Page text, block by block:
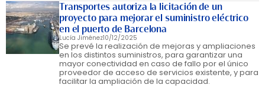
Transportes autoriza la licitación de un
proyecto para mejorar el suministro eléctrico
en el puerto de Barcelona
Lucía Jiménez10/12/2025
Se prevé la realización de mejoras y ampliaciones
en los distintos suministros, para garantizar una
mayor conectividad en caso de fallo por el único
proveedor de acceso de servicios existente, y para
facilitar la ampliación de la capacidad.